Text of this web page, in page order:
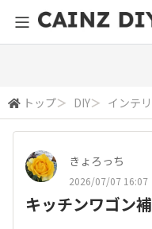
トップ＞ DIY＞ インテ
きょろっち
2026/07/07 16:07
キッチンワゴン